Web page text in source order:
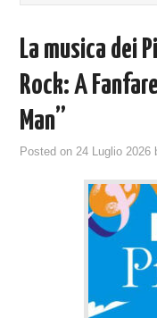
SYD BARRETT – ALLE
DELL’ALBA
COVER & TRIBUTI
DISCOGRAFIA
La musica dei
Rock: A
Man”
Posted on24 Luglio 2026